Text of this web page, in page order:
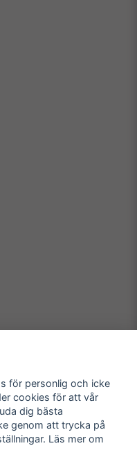
för personlig och icke
cookies för att vår
dig bästa
genom att trycka på
Läs mer om